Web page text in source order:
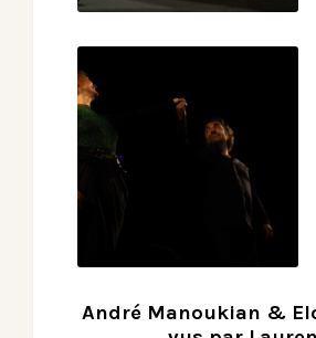
André Manoukian &